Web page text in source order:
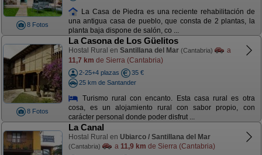
8 Fotos
La Casa de Piedra es una reciente rehabilitación de
una antigua casa de pueblo, que consta de 2 plantas, la
planta baja dispone de salón, co ...
8 Fotos
La Casona de Los Güelitos
Hostal Rural en Santillana del Mar (Cantabria)
a
11,7 km de Sierra (Cantabria)
2-25+4 plazas
35 €
25 km de Santander
Turismo rural con encanto. Esta casa rural es otra
cosa, es un alojamiento rural con sabor propio, con
carácter personal donde poder disfrut ...
La Canal
Hostal Rural en Ubiarco / Santillana del Mar
(Cantabria) a 11,9 km de Sierra (Cantabria)